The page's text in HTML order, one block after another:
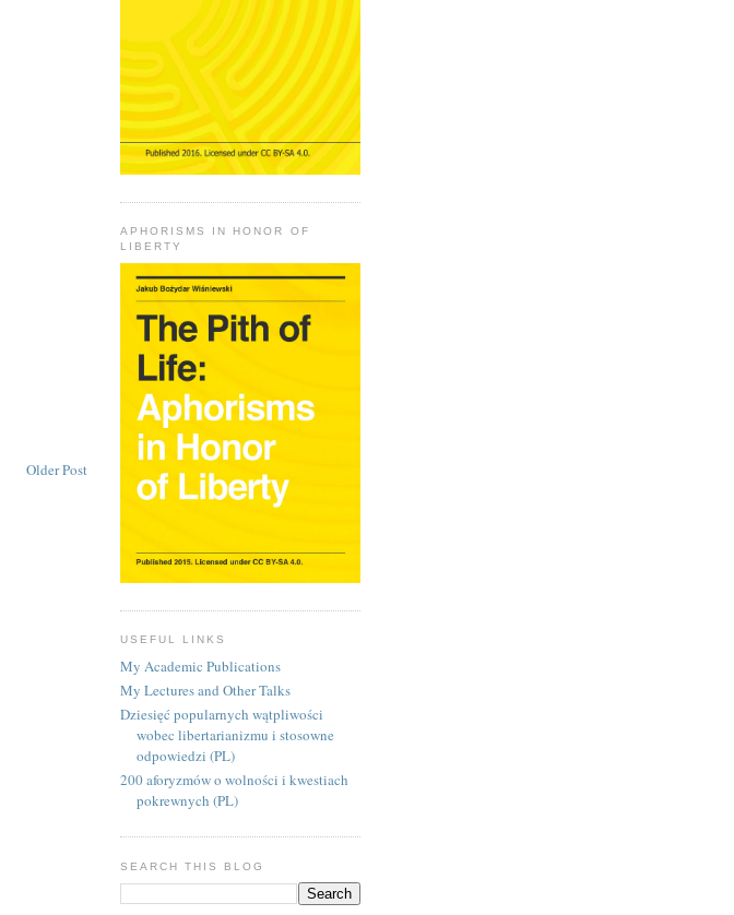
Older Post
APHORISMS IN HONOR OF
LIBERTY
USEFUL LINKS
My Academic Publications
My Lectures and Other Talks
Dziesięć popularnych wątpliwości
wobec libertarianizmu i stosowne
odpowiedzi (PL)
200 aforyzmów o wolności i kwestiach
pokrewnych (PL)
SEARCH THIS BLOG